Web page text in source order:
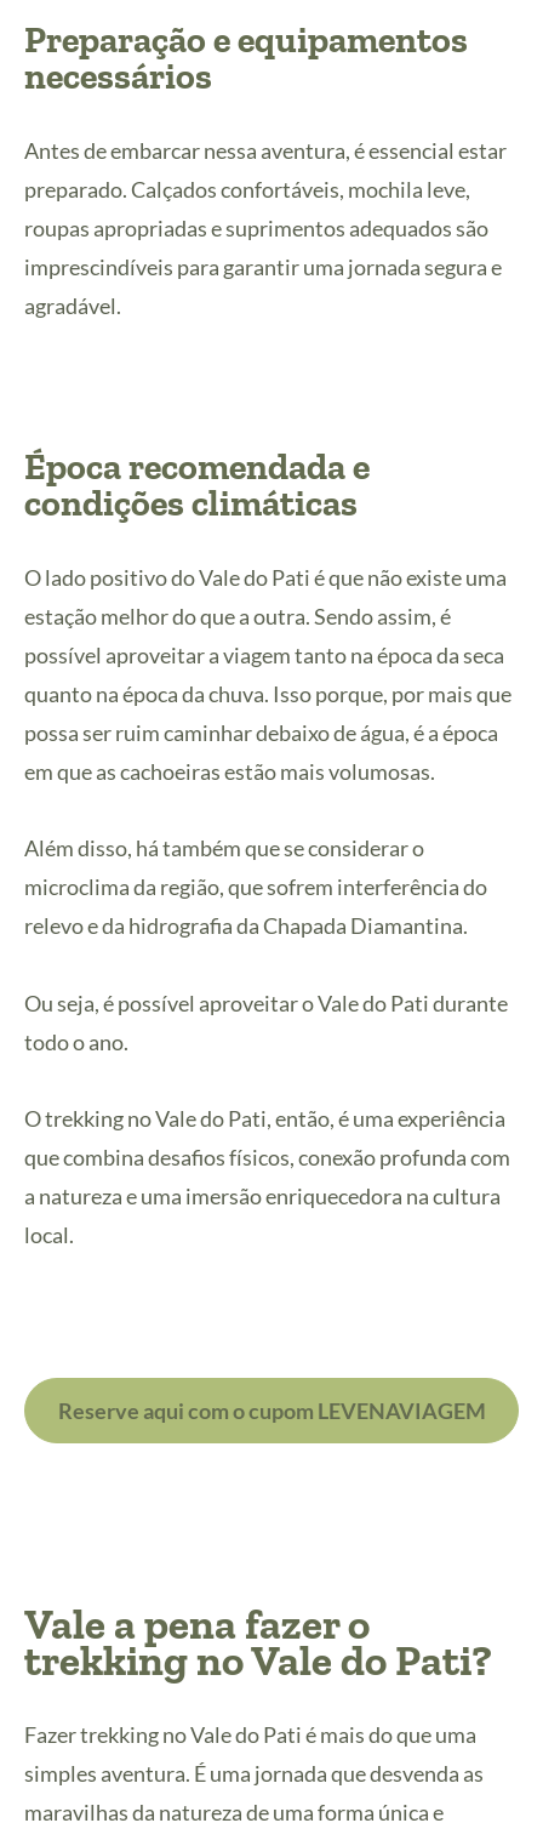
Preparação e equipamentos
necessários
Antes de embarcar nessa aventura, é essencial estar
preparado. Calçados confortáveis, mochila leve,
roupas apropriadas e suprimentos adequados são
imprescindíveis para garantir uma jornada segura e
agradável.
Época recomendada e
condições climáticas
O lado positivo do Vale do Pati é que não existe uma
estação melhor do que a outra. Sendo assim, é
possível aproveitar a viagem tanto na época da seca
quanto na época da chuva. Isso porque, por mais que
possa ser ruim caminhar debaixo de água, é a época
em que as cachoeiras estão mais volumosas.
Além disso, há também que se considerar o
microclima da região, que sofrem interferência do
relevo e da hidrografia da Chapada Diamantina.
Ou seja, é possível aproveitar o Vale do Pati durante
todo o ano.
O trekking no Vale do Pati, então, é uma experiência
que combina desafios físicos, conexão profunda com
a natureza e uma imersão enriquecedora na cultura
local.
Reserve aqui com o cupom LEVENAVIAGEM
Vale a pena fazer o
trekking no Vale do Pati?
Fazer trekking no Vale do Pati é mais do que uma
simples aventura. É uma jornada que desvenda as
maravilhas da natureza de uma forma única e